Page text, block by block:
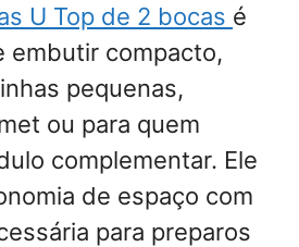
U Top de 2 bocas é
embutir compacto,
pequenas,
ou para quem
complementar. Ele
de espaço com
para preparos